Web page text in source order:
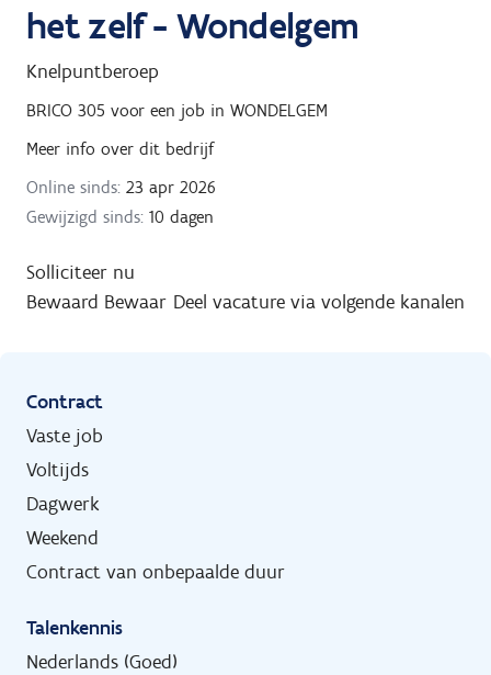
het zelf - Wondelgem
Knelpuntberoep
BRICO 305 voor een job in WONDELGEM
Meer info over dit bedrijf
Online sinds: 23 apr 2026
Gewijzigd sinds: 10 dagen
Solliciteer nu
Bewaard Bewaar Deel vacature via volgende kanalen
Contract
Vaste job
Voltijds
Dagwerk
Weekend
Contract van onbepaalde duur
Talenkennis
Nederlands (Goed)